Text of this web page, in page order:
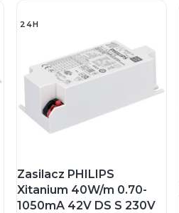
24H
Zasilacz PHILIPS
Xitanium 40W/m 0.70-
1050mA 42V DS S 230V